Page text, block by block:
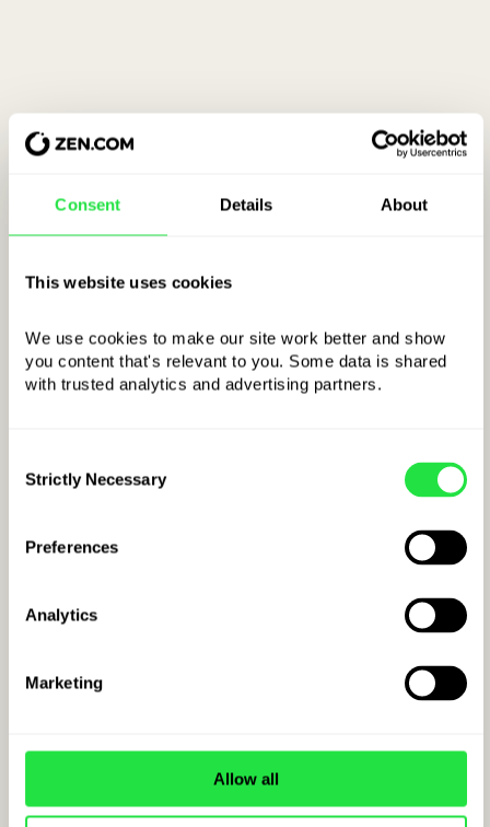
Consent Details About
This website uses cookies
We use cookies to make our site work better and show
you content that's relevant to you. Some data is shared
with trusted analytics and advertising partners.
Selection
Strictly Necessary
Preferences
Analytics
Marketing
Allow all
Beispiel für einen
für Griechenland:
GRkkBBBBBCCCCCCCCCCCCCCCCCK